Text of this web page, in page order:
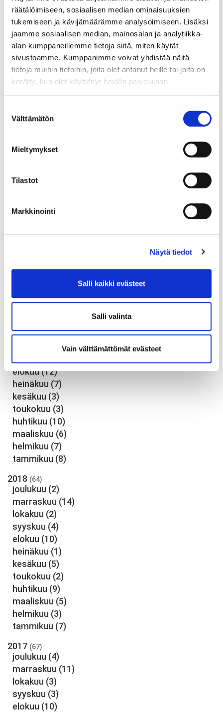
räätälöimiseen, sosiaalisen median ominaisuuksien
tukemiseen ja kävijämäärämme analysoimiseen. Lisäksi
jaamme sosiaalisen median, mainosalan ja analytiikka-
alan kumppaneillemme tietoja siitä, miten käytät
sivustoamme. Kumppanimme voivat yhdistää näitä
tietoja muihin tietoihin, joita olet antanut heille tai joita on
kerätty, kun olet käyttänyt heidän palvelujaan.
valinta
Välttämätön
Mieltymykset
Tilastot
Markkinointi
Näytä tiedot
Salli kaikki evästeet
Salli valinta
Vain välttämättömät evästeet
maaliskuu(10)
helmikuu(3)
tammikuu(6)
2021
joulukuu(1)
marraskuu(6)
lokakuu(1)
heinäkuu(1)
toukokuu(6)
helmikuu
marraskuu(6)
elokuu(12)
heinäkuu (7)
kesäkuu (3)
toukokuu (3)
huhtikuu (10)
maaliskuu (6)
helmikuu (7)
tammikuu (8)
2018 (64)
joulukuu (2)
marraskuu (14)
lokakuu (2)
syyskuu (4)
elokuu (10)
heinäkuu (1)
kesäkuu (5)
toukokuu (2)
huhtikuu (9)
maaliskuu (5)
helmikuu (3)
tammikuu (7)
2017 (67)
joulukuu (4)
marraskuu (11)
lokakuu (3)
syyskuu (3)
elokuu (10)